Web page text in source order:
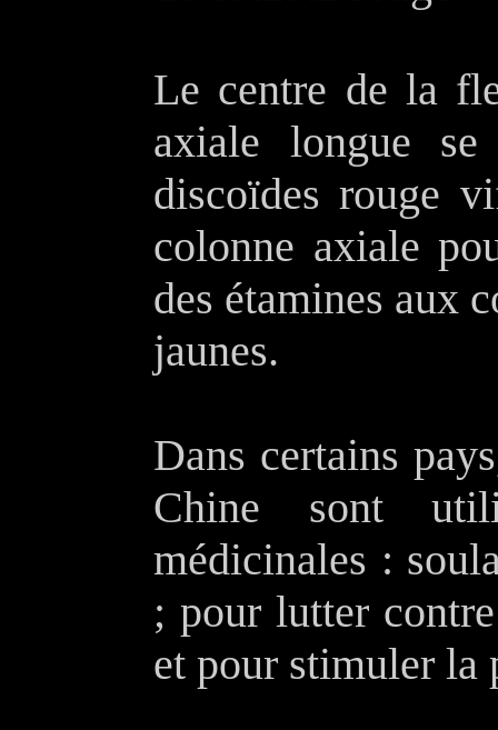
Le centre de la
axiale longue
discoïdes rouge
colonne axiale
des étamines aux
jaunes.
Dans certains
Chine sont
médicinales :
; pour lutter
et pour stimuler la